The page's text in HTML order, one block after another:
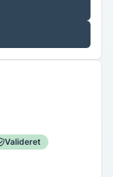
Valideret